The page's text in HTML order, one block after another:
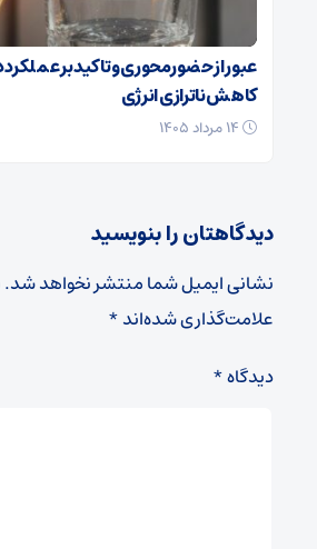
عبور از حضورمحوری و تاکید بر عملکرد
کاهش ناترازی انرژی
دیدگاهتان را بنویسید
نشانی ایمیل شما منتشر نخواهد شد.
علامت‌گذاری شده‌اند*
دیدگاه*